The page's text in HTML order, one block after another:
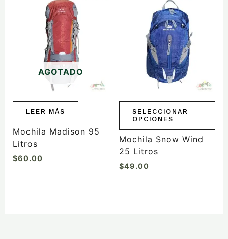
AGOTADO
LEER MÁS
Mochila Madison 95
Litros
$60.00
SELECCIONAR
OPCIONES
producto
múltiples
variantes.
opciones
elegir
la
página
producto
Mochila Snow Wind
25 Litros
$49.00